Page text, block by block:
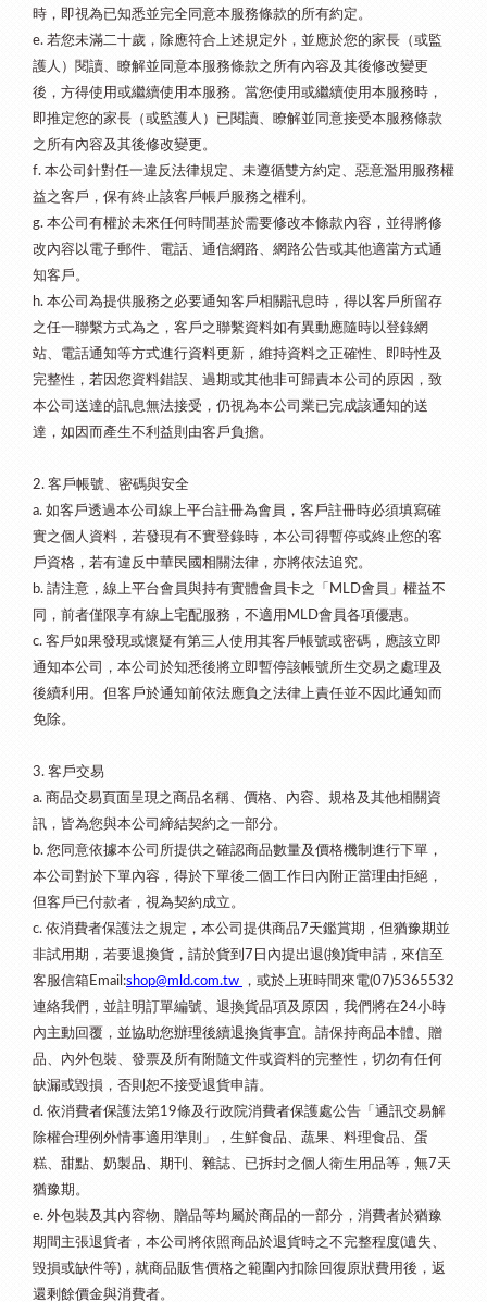
時，即視為已知悉並完全同意本服務條款的所有約定。
e. 若您未滿二十歲，除應符合上述規定外，並應於您的家長（或監
護人）閱讀、瞭解並同意本服務條款之所有內容及其後修改變更
後，方得使用或繼續使用本服務。當您使用或繼續使用本服務時，
即推定您的家長（或監護人）已閱讀、瞭解並同意接受本服務條款
之所有內容及其後修改變更。
f. 本公司針對任一違反法律規定、未遵循雙方約定、惡意濫用服務權
益之客戶，保有終止該客戶帳戶服務之權利。
g. 本公司有權於未來任何時間基於需要修改本條款內容，並得將修
改內容以電子郵件、電話、通信網路、網路公告或其他適當方式通
知客戶。
h. 本公司為提供服務之必要通知客戶相關訊息時，得以客戶所留存
之任一聯繫方式為之，客戶之聯繫資料如有異動應隨時以登錄網
站、電話通知等方式進行資料更新，維持資料之正確性、即時性及
完整性，若因您資料錯誤、過期或其他非可歸責本公司的原因，致
本公司送達的訊息無法接受，仍視為本公司業已完成該通知的送
達，如因而產生不利益則由客戶負擔。
2. 客戶帳號、密碼與安全
a. 如客戶透過本公司線上平台註冊為會員，客戶註冊時必須填寫確
實之個人資料，若發現有不實登錄時，本公司得暫停或終止您的客
戶資格，若有違反中華民國相關法律，亦將依法追究。
b. 請注意，線上平台會員與持有實體會員卡之「 MLD會員」權益不
同，前者僅限享有線上宅配服務，不適用 MLD會員各項優惠。
c. 客戶如果發現或懷疑有第三人使用其客戶帳號或密碼，應該立即
通知本公司，本公司於知悉後將立即暫停該帳號所生交易之處理及
後續利用。但客戶於通知前依法應負之法律上責任並不因此通知而
免除。
3. 客戶交易
a. 商品交易頁面呈現之商品名稱、價格、內容、規格及其他相關資
訊，皆為您與本公司締結契約之一部分。
b. 您同意依據本公司所提供之確認商品數量及價格機制進行下單，
本公司對於下單內容，得於下單後二個工作日內附正當理由拒絕，
但客戶已付款者，視為契約成立。
c. 依消費者保護法之規定，本公司提供商品7天鑑賞期，但猶豫期並
非試用期，若要退換貨，請於貨到 7 日內提出退(換)貨申請，來信至
客服信箱Email:shop@mld.com.tw ，或於上班時間來電(07)5365532
連絡我們，並註明訂單編號、退換貨品項及原因，我們將在24小時
內主動回覆，並協助您辦理後續退換貨事宜。請保持商品本體、贈
品、內外包裝、發票及所有附隨文件或資料的完整性，切勿有任何
缺漏或毀損，否則恕不接受退貨申請。
d. 依消費者保護法第19條及行政院消費者保護處公告「通訊交易解
除權合理例外情事適用準則」，生鮮食品、蔬果、料理食品、蛋
糕、甜點、奶製品、期刊、雜誌、已拆封之個人衛生用品等，無7天
猶豫期。
e. 外包裝及其內容物、贈品等均屬於商品的一部分，消費者於猶豫
期間主張退貨者，本公司將依照商品於退貨時之不完整程度(遺失、
毀損或缺件等) ，就商品販售價格之範圍內扣除回復原狀費用後，返
還剩餘價金與消費者。